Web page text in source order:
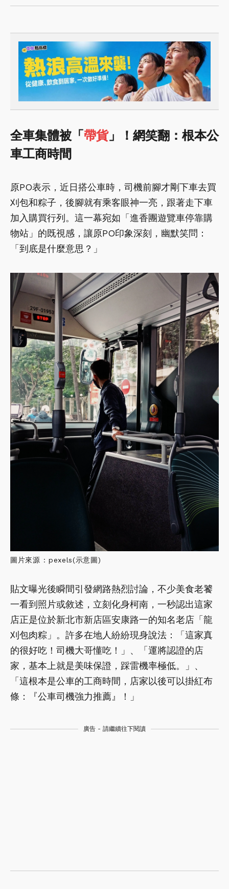
全車集體被「 帶貨」！網笑翻：根本公
車工商時間
原PO表示，近日搭公車時，司機前腳才剛下車去買
刈包和粽子，後腳就有乘客眼神一亮，跟著走下車
加入購買行列。這一幕宛如「進香團遊覽車停靠購
物站」的既視感，讓原PO印象深刻，幽默笑問：
「到底是什麼意思？」
圖片來源 : pexels(示意圖)
貼文曝光後瞬間引發網路熱烈討論，不少美食老饕
一看到照片或敘述，立刻化身柯南，一秒認出這家
店正是位於新北市新店區安康路一的知名老店「龍
刈包肉粽」。許多在地人紛紛現身說法：「這家真
的很好吃！司機大哥懂吃！」、「運將認證的店
家，基本上就是美味保證，踩雷機率極低。」、
「這根本是公車的工商時間，店家以後可以掛紅布
條：『公車司機強力推薦』！」
廣告 - 請繼續往下閱讀